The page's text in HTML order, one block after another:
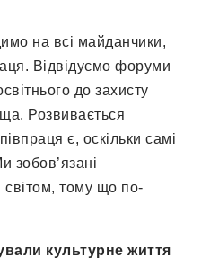
на всі майданчики,
Відвідуємо форуми
до захисту
Розвивається
є, оскільки самі
зобов’язані
світом, тому що по-
культурне життя